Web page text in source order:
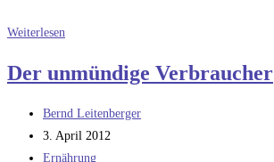
Weiterlesen
Ampel“,
bessere
System
Der unmündige Verbraucher
Beitrags-
Autor:
Bernd Leitenberger
Beitrag
veröffentlicht:
3. April 2012
Beitrags-
Ernährung